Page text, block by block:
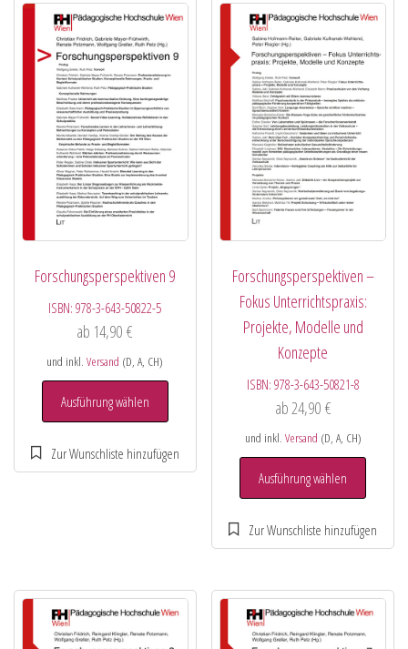
Forschungsperspektiven 9
ISBN:978-3-643-50822-5
ab 14,90€
und inkl.Versand (D, A, CH)
Ausführung wählen
Forschungsperspektiven –
Fokus Unterrichtspraxis:
Projekte, Modelle und
Konzepte
ISBN: 978-3-643-50821-8
ab24,90 €
und inkl. Versand (D, A, CH)
Ausführung wählen